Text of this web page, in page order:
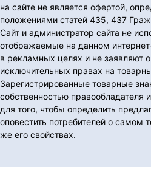
на сайте не является офертой,
положениями статей 435, 437
Сайт и администратор сайта не
отображаемые на данном
в рекламных целях и не заявляют
исключительных правах на
Зарегистрированные товарные
собственностью правообладателя
для того, чтобы определить
оповестить потребителей о самом
же его свойствах.